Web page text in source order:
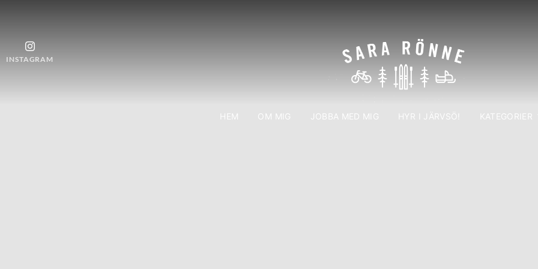
INSTAGRAM
HEM OM MIG JOBBA MED MIG HYR I JÄRVSÖ! KATEGORIER